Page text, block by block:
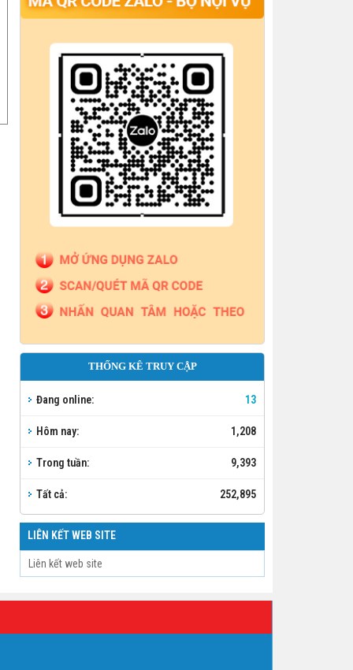
Thông báo quyết định công nhận hoàn thành tập
Thông báo Về việc công bố danh sách giám định
viên tư pháp, người giám định tư pháp theo vụ việc,
Thông báo Đăng ký tập sự hành nghề công
chứng cho bà Nguyễn Bình Nguyên
THỐNG KÊ TRUY CẬP
Đang online: 13
Hôm nay: 1,208
Trong tuần: 9,393
Tất cả: 252,895
LIÊN KẾT WEB SITE